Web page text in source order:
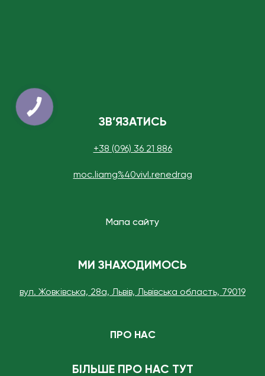
ЗВ’ЯЗАТИСЬ
+38 (096) 36 21 886
moc.liamg%40vivI.renedrag
Мапа сайту
МИ ЗНАХОДИМОСЬ
вул. Жовківська, 28а, Львів, Львівська область, 79019
ПРО НАС
БІЛЬШЕ ПРО НАС ТУТ